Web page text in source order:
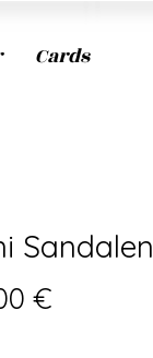
Cards
Sandalen
€